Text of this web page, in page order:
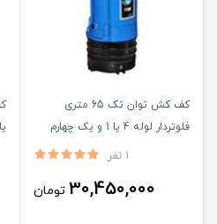
کف کش توان تک 65 متری
فلوتردار لوله 4 یا 1 و یک چهارم
خروجی بالامدل TPT65/4F
1 نفر
30,450,000 تومان